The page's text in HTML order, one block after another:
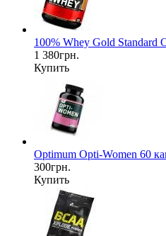
100% Whey Gold Standard
1 380грн.
Купить
Optimum Opti-Women 60
300грн.
Купить